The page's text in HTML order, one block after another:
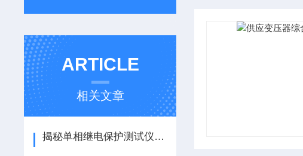
ARTICLE
相关文章
揭秘单相继电保护测试仪：凭这些硬核特点，轻松搞定电力检测难题！